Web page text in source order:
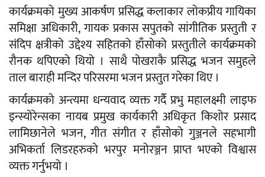
कार्यक्रमको मुख्य आकर्षण प्रसिद्ध कलाकार लोकप्रीय गायिका
समिक्षा अधिकारी, गायक प्रकास सपुतको सांगीतिक प्रस्तुती र
संदिप क्षत्रीको उद्देश्य सहितको हाँसोको प्रस्तुतीले कार्यक्रमको
रौनक थपिएको थियो । साथै पोखराकै प्रसिद्ध भजन समुहले
ताल बाराही मन्दिर परिसरमा भजन प्रस्तुत गरेका थिए ।
कार्यक्रमको अन्त्यमा धन्यवाद व्यक्त गर्दै प्रभु महालक्ष्मी लाइफ
इन्स्योरेन्सका नायब प्रमुख कार्यकारी अधिकृत किशोर प्रसाद
लामिछानेले भजन, गीत संगीत र हाँसोको गुञ्जनले सहभागी
अभिकर्ता लिडरहरुको भरपुर मनोरञ्जन प्राप्त भएको विश्वास
व्यक्त गर्नुभयो ।